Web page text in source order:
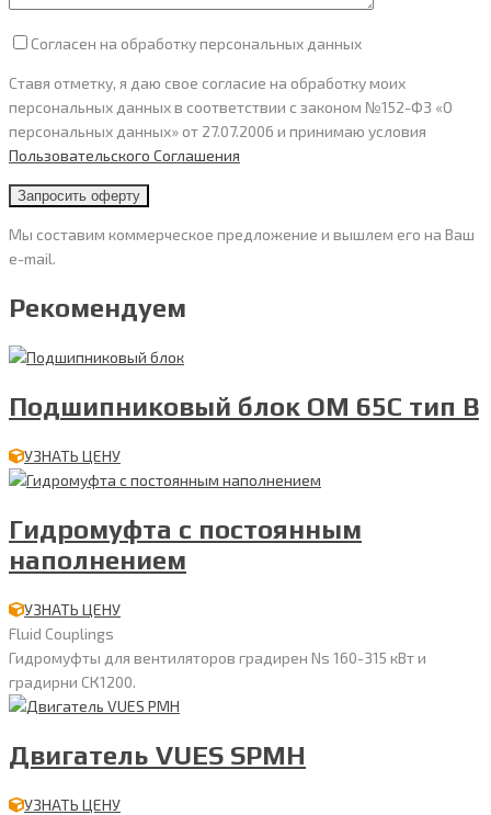
Согласен на обработку персональных данных
Ставя отметку, я даю свое согласие на обработку моих
персональных данных в соответствии с законом №152-ФЗ «О
персональных данных» от 27.07.2006 и принимаю условия
Пользовательского Cоглашения
Мы составим коммерческое предложение и вышлем его на Ваш
e-mail.
Рекомендуем
Подшипниковый блок OM 65C тип B
УЗНАТЬ ЦЕНУ
Гидромуфта с постоянным
наполнением
УЗНАТЬ ЦЕНУ
Fluid Couplings
Гидромуфты для вентиляторов градирен Ns 160-315 кВт и
градирни СК1200.
Двигатель VUES SPMH
УЗНАТЬ ЦЕНУ